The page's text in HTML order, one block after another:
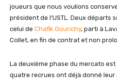
joueurs que nous voulions
président de l’USTL. Deux départs
celui de Chafik Gourichy, parti à
Collet, en fin de contrat et non
La deuxième phase du mercato est
quatre recrues ont déjà donné leur